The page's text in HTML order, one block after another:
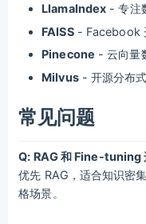
LlamaIndex - 专注
FAISS- Facebook
Pinecone - 云向量
Milvus- 开源分布
常见问题
Q: RAG 和 Fine-tuning
优先 RAG，适合知识密
格场景。